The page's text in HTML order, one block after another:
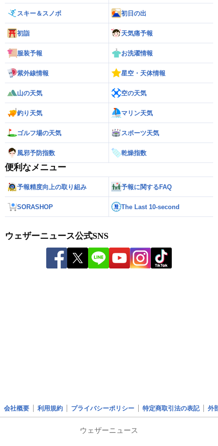
スキー＆スノボ 初日の出
初詣 天気痛予報
服装予報 お洗濯情報
紫外線情報 星空・天体情報
山の天気 空の天気
釣り天気 マリン天気
ゴルフ場の天気 スポーツ天気
風邪予防指数 乾燥指数
便利なメニュー
予報精度向上の取り組み 予報に関するFAQ
SORASHOP The Last 10-second
ウェザーニュース公式SNS
会社概要 利用規約 プライバシーポリシー 特定商取引法の表記 外
ウェザーニュース